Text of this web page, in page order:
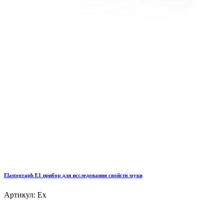
Elastograph E1 прибор для исследования свойств муки
Артикул: Ex